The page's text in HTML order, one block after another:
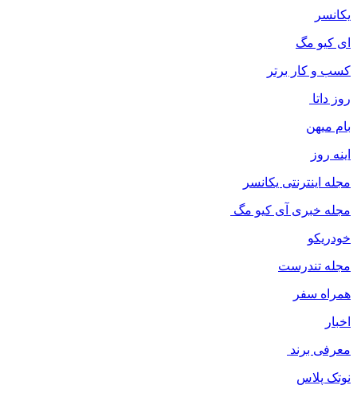
یکانسر
ای کیو مگ
کسب و کار برتر
روز داتا
بام میهن
اینه روز
مجله اینترنتی یکانسر
مجله خبری آی کیو مگ
خودریکو
مجله‌ تندرست
همراه سفر
اخبار
معرفی برند
نوتک پلاس